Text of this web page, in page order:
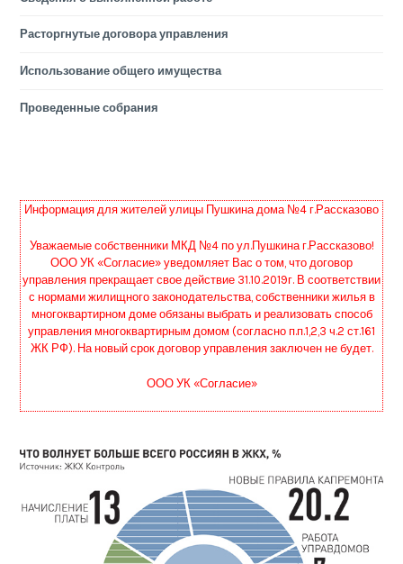
Расторгнутые договора управления
Использование общего имущества
Проведенные собрания
Информация для жителей улицы Пушкина дома №4 г.Рассказово
Уважаемые собственники МКД №4 по ул.Пушкина г.Рассказово!
ООО УК «Согласие» уведомляет Вас о том, что договор
управления прекращает свое действие 31.10.2019г. В соответствии
с нормами жилищного законодательства, собственники жилья в
многоквартирном доме обязаны выбрать и реализовать способ
управления многоквартирным домом (согласно п.п.1,2,3 ч.2 ст.161
ЖК РФ). На новый срок договор управления заключен не будет.
ООО УК «Согласие»